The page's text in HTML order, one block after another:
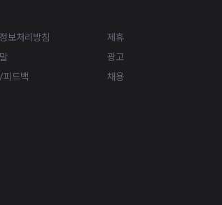
보처리방침
피드백
제휴
광고
채용